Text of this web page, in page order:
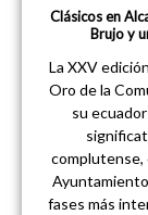
Clásicos en
Brujo y
La XXV
Oro de la
su
complutense,
fases más